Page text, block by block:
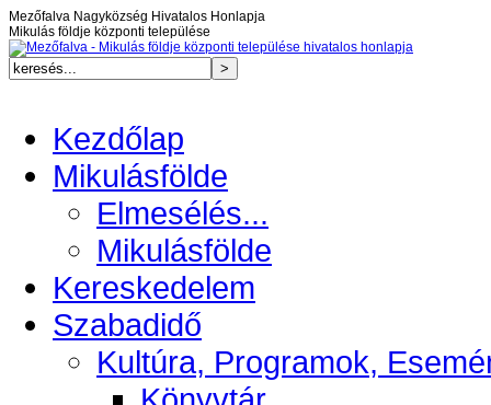
Mezőfalva Nagyközség Hivatalos Honlapja
Mikulás földje központi települése
Kezdőlap
Mikulásfölde
Elmesélés...
Mikulásfölde
Kereskedelem
Szabadidő
Kultúra, Programok,